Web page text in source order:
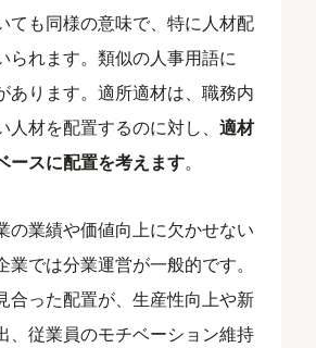
ても同様の意味で、特に人材配
られます。類似の人事用語に
あります。適所適材は、職務内
人材を配置するのに対し、適材
ースに配置を考えます。
の業績や価値向上に欠かせない
業では分業運営が一般的です。
合った配置が、生産性向上や新
、従業員のモチベーション維持